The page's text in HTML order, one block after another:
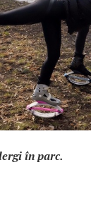
în parc.